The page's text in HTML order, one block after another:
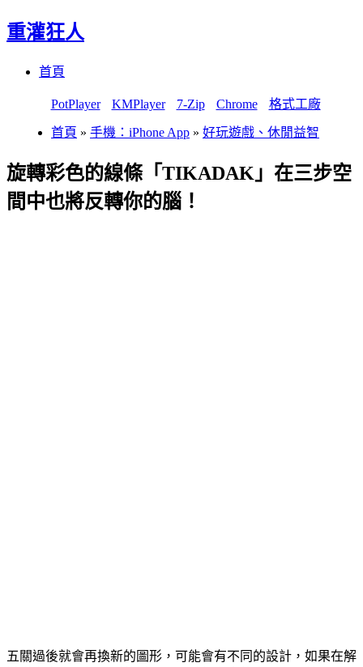
重灌狂人
首頁
PotPlayer KMPlayer 7-Zip Chrome 格式工廠
首頁 » 手機：iPhone App » 好玩遊戲、休閒益智
旋轉彩色的線條「TIKADAK」在三步空
間中也將反轉你的腦！
五關過後就會再換新的圖形，可能會有不同的設計，如果在解